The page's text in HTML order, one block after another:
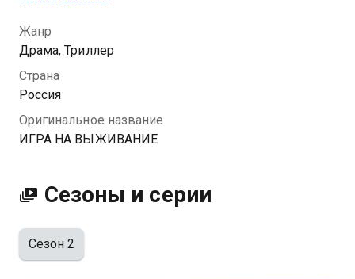
цивилизации на сотни километров вокруг. Победит
тот, кто дойдет до конца. Но ТВ проект
превращается в смертельно опасную игру, где
главным призом становится ЖИЗНЬ… Что это?
Кто за этим стоит? И кто из героев сможет выжить,
не потеряв свою человечность?
Жанр
Драма, Триллер
Страна
Россия
Оригинальное название
ИГРА НА ВЫЖИВАНИЕ
Сезоны и серии
Сезон 2